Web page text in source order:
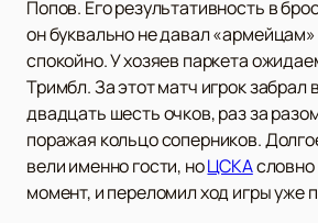
Попов. Его результативность в
он буквально не давал «армейцам»
спокойно. У хозяев паркета
Тримбл. За этот матч игрок забрал
двадцать шесть очков, раз за
поражая кольцо соперников.
вели именно гости, ноЦСКА
момент, и переломил ход игры уже